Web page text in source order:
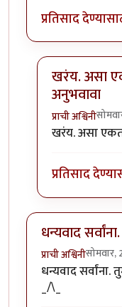
प्रतिसाद
खरंय. असा
अनुभवावा
प्राची अश्विनी
In reply to
खरंय. असा
प्रतिसाद
धन्यवाद
प्राची अश्विनी
धन्यवाद सर्वांना.
_/\_